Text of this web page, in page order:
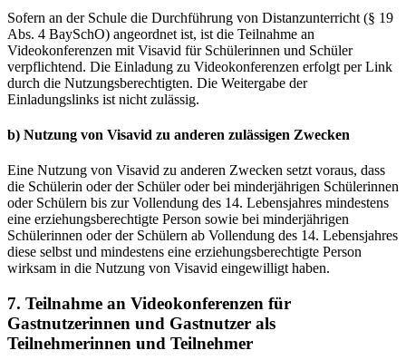
Sofern an der Schule die Durchführung von Distanzunterricht (§ 19
Abs. 4 BaySchO) angeordnet ist, ist die Teilnahme an
Videokonferenzen mit Visavid für Schülerinnen und Schüler
verpflichtend. Die Einladung zu Videokonferenzen erfolgt per Link
durch die Nutzungsberechtigten. Die Weitergabe der
Einladungslinks ist nicht zulässig.
b) Nutzung von Visavid zu anderen zulässigen Zwecken
Eine Nutzung von Visavid zu anderen Zwecken setzt voraus, dass
die Schülerin oder der Schüler oder bei minderjährigen Schülerinnen
oder Schülern bis zur Vollendung des 14. Lebensjahres mindestens
eine erziehungsberechtigte Person sowie bei minderjährigen
Schülerinnen oder der Schülern ab Vollendung des 14. Lebensjahres
diese selbst und mindestens eine erziehungsberechtigte Person
wirksam in die Nutzung von Visavid eingewilligt haben.
7. Teilnahme an Videokonferenzen für
Gastnutzerinnen und Gastnutzer als
Teilnehmerinnen und Teilnehmer